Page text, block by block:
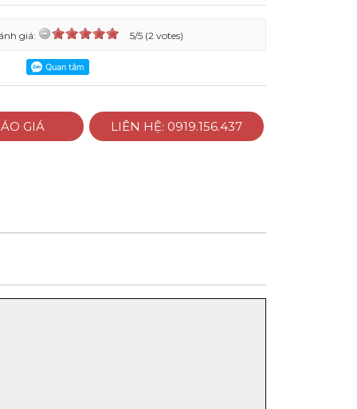
giá: 5/5 (2 votes)
GIÁ LIÊN HỆ: 0919.156.437